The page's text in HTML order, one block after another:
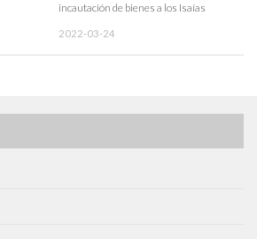
incautación de bienes a los Isaías
2022-03-24